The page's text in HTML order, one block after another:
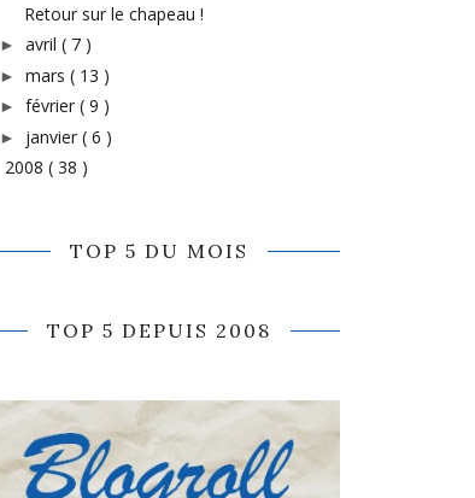
Retour sur le chapeau !
► avril ( 7 )
► mars ( 13 )
► février ( 9 )
► janvier ( 6 )
2008 ( 38 )
TOP 5 DU MOIS
TOP 5 DEPUIS 2008